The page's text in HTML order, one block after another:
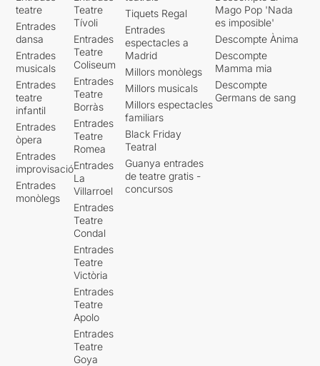
teatre
Entrades
dansa
Entrades
musicals
Entrades
teatre
infantil
Entrades
òpera
Entrades
improvisació
Entrades
monòlegs
Teatre
Tívoli
Entrades
Teatre
Coliseum
Entrades
Teatre
Borràs
Entrades
Teatre
Romea
Entrades
La
Villarroel
Entrades
Teatre
Condal
Entrades
Teatre
Victòria
Entrades
Teatre
Apolo
Entrades
Teatre
Goya
Tiquets Regal
Entrades
espectacles a
Madrid
Millors monòlegs
Millors musicals
Millors espectacles
familiars
Black Friday
Teatral
Guanya entrades
de teatre gratis -
concursos
Mago Pop 'Nada
es imposible'
Descompte Ànima
Descompte
Mamma mia
Descompte
Germans de sang